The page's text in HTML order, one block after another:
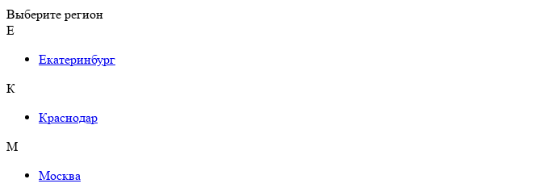
Выберите регион
Е
Екатеринбург
К
Краснодар
М
Москва